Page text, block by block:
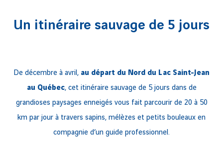
Un itinéraire sauvage de 5 jours
De décembre à avril, au départ du Nord du Lac Saint-Jean
au Québec, cet itinéraire sauvage de 5 jours dans de
grandioses paysages enneigés vous fait parcourir de 20 à 50
km par jour à travers sapins, mélèzes et petits bouleaux en
compagnie d’un guide professionnel.